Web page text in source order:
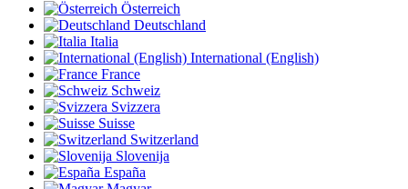
Österreich
Deutschland
Italia
International (English)
France
Schweiz
Svizzera
Suisse
Switzerland
Slovenija
España